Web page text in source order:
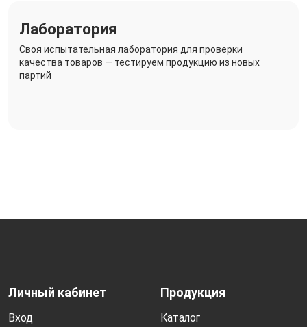
Лаборатория
Своя испытательная лаборатория для проверки
качества товаров — тестируем продукцию из новых
партий
Личный кабинет
Вход
Продукция
Каталог